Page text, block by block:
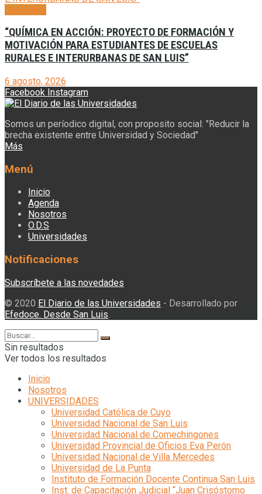
“QUÍMICA EN ACCIÓN: PROYECTO DE FORMACIÓN Y
MOTIVACIÓN PARA ESTUDIANTES DE ESCUELAS
RURALES E INTERURBANAS DE SAN LUIS”
6 agosto, 2026
Facebook Instagram
Somos un períodico digital, con proposito social: "Reducir la
brecha existente entre Universidad y Sociedad"
Más
Menú
Inicio
Agenda
Nosotros
O.D.S
Universidades
Notificaciones
Subscríbete a las novedades
© 2020 El Diario de las Universidades - Desarrollado por
Efedoce. Desde San Luis.
Sin resultados
Ver todos los resultados
Inicio
Nosotros
UNIVERSIDADES
Universidad Católica de Cuyo
Universidad Nacional de San Luis
Universidad Nacional de Comechingones
Universidad Provincial de Oficios Eva Perón
Universidad Nacional de Villa Mercedes
Universidad de La Punta
Instituto de Formación Docente Continua San Luis
Inst. de Capacitación Judicial “Juan Crisóstomo